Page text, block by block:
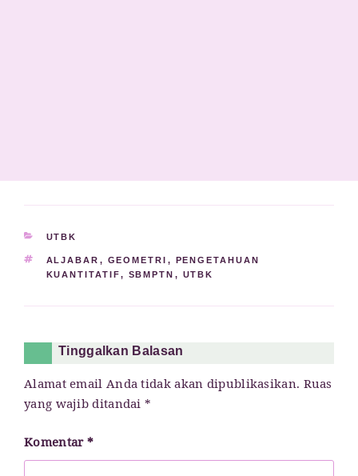
KATEGORI
UTBK
TAG
ALJABAR , GEOMETRI ,
PENGETAHUAN
KUANTITATIF, SBMPTN , UTBK
Tinggalkan Balasan
Alamat email Anda tidak akan dipublikasikan. Ruas
yang wajib ditandai*
Komentar*